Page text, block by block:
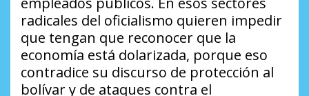
radicales del oficialismo quieren impedir
que tengan que reconocer que la
economía está dolarizada, porque eso
contradice su discurso de protección al
bolívar y de ataques contra el